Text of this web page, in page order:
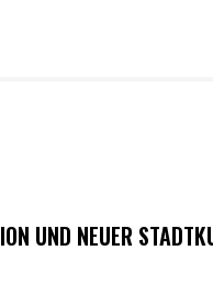
UND NEUER